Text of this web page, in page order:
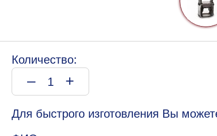
Количество:
– +
Для быстрого изготовления Вы